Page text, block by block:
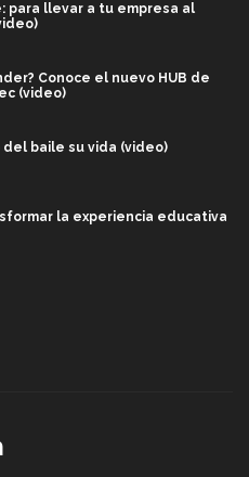
para llevar a tu empresa al
Conoce el nuevo HUB de
(video)
del baile su vida (video)
la experiencia educativa